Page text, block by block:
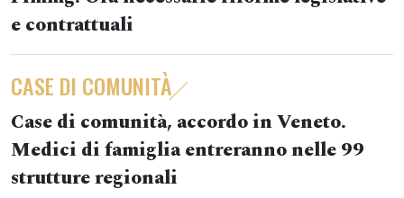
e contrattuali
CASE DI COMUNITÀ
Case di comunità, accordo in Veneto.
Medici di famiglia entreranno nelle 99
strutture regionali